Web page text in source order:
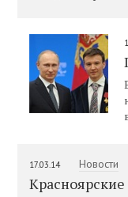
17.03.14 Новости